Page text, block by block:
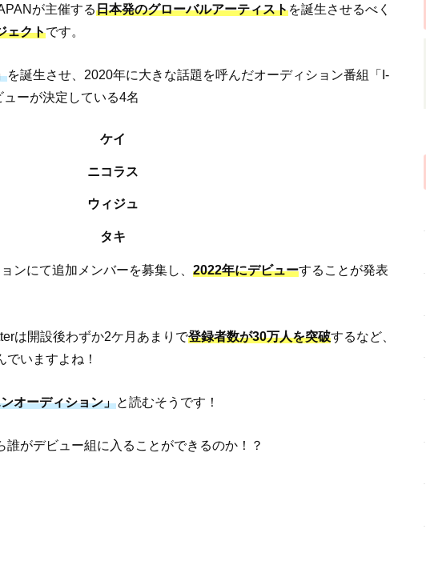
が主催する日本発のグローバルアーティストを誕生させるべく
ェクトです。
を誕生させ、2020年に大きな話題を呼んだオーディション番組「I-
ーが決定している4名
ケイ
ニコラス
ウィジュ
タキ
ンにて追加メンバーを募集し、 2022年にデビューすることが発表
は開設後わずか2ケ月あまりで登録者数が30万人を突破するなど、
いますよね！
オーディション」と読むそうです！
がデビュー組に入ることができるのか！？